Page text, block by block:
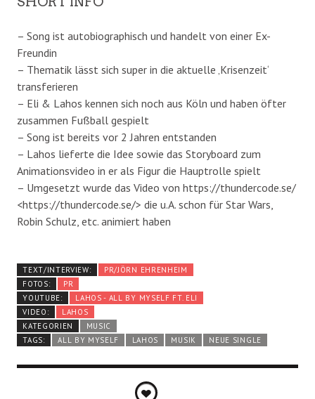
– Song ist autobiographisch und handelt von einer Ex-
Freundin
– Thematik lässt sich super in die aktuelle ‚Krisenzeit‘
transferieren
– Eli & Lahos kennen sich noch aus Köln und haben öfter
zusammen Fußball gespielt
– Song ist bereits vor 2 Jahren entstanden
– Lahos lieferte die Idee sowie das Storyboard zum
Animationsvideo in er als Figur die Hauptrolle spielt
– Umgesetzt wurde das Video von https://thundercode.se/
<https://thundercode.se/> die u.A. schon für Star Wars,
Robin Schulz, etc. animiert haben
TEXT/INTERVIEW:
PR/JÖRN EHRENHEIM
FOTOS:
PR
YOUTUBE:
LAHOS - ALL BY MYSELF FT. ELI
VIDEO:
LAHOS
KATEGORIEN
MUSIC
TAGS:
ALL BY MYSELF LAHOS MUSIK NEUE SINGLE